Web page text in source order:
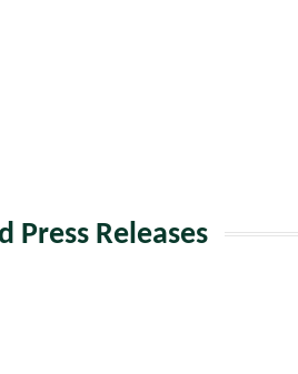
Press Releases